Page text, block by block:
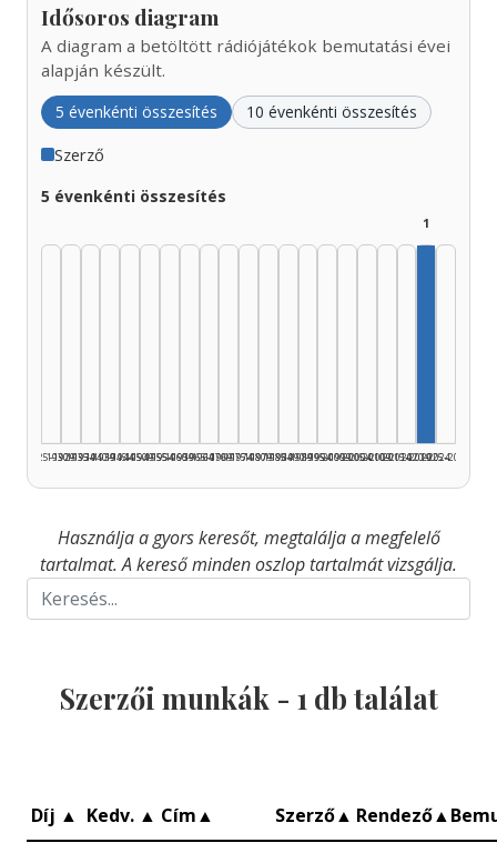
Idősoros diagram
A diagram a betöltött rádiójátékok bemutatási évei
alapján készült.
5 évenkénti összesítés 10 évenkénti összesítés
Szerző
5 évenkénti összesítés
1925–1929
1930–1934
1935–1939
1940–1944
1945–1949
1950–1954
1955–1959
1960–1964
1965–1969
1970–1974
1975–1979
1980–1984
1985–1989
1990–1994
1995–1999
2000–2004
2005–2009
2010–2014
2015–2019
1
2020–2024
2025–2026
Használja a gyors keresőt, megtalálja a megfelelő
tartalmat. A kereső minden oszlop tartalmát vizsgálja.
Szerzői munkák - 1 db találat
Díj ▲ Kedv. ▲ Cím▲ Szerző▲ Rendező▲